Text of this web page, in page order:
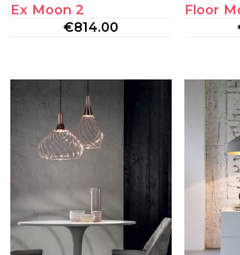
Ex Moon 2
€814.00
Floor